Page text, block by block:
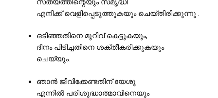
സത്യത്തിന്റെയും സമൃദ്ധി
എനിക്ക് വെളിപ്പെടുത്തുകയും ചെയ്തിരിക്കുന്നു .
ഒടിഞ്ഞതിനെ മുറിവ് കെട്ടുകയും,
ദീനം പിടിച്ചതിനെ ശക്തീകരിക്കുകയും
ചെയ്യും.
ഞാൻ ജീവിക്കേണ്ടതിന് യേശു
എന്നിൽ പരിശുദ്ധാത്മാവിനെയും